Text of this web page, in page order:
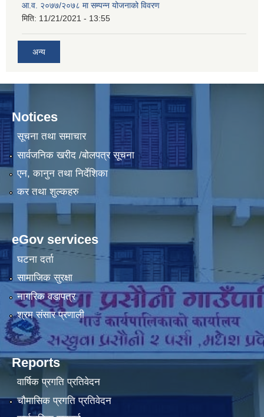
आ.व. २०७७/२०७८ मा सम्पन्न योजनाको विवरण
मिति: 11/21/2021 - 13:55
अन्य
Notices
सूचना तथा समाचार
सार्वजनिक खरीद /बोलपत्र सूचना
एन, कानुन तथा निर्देशिका
कर तथा शुल्कहरु
eGov services
घटना दर्ता
सामाजिक सुरक्षा
नागरिक वडापत्र
श्रम संसार प्रणाली
Reports
वार्षिक प्रगति प्रतिवेदन
चौमासिक प्रगति प्रतिवेदन